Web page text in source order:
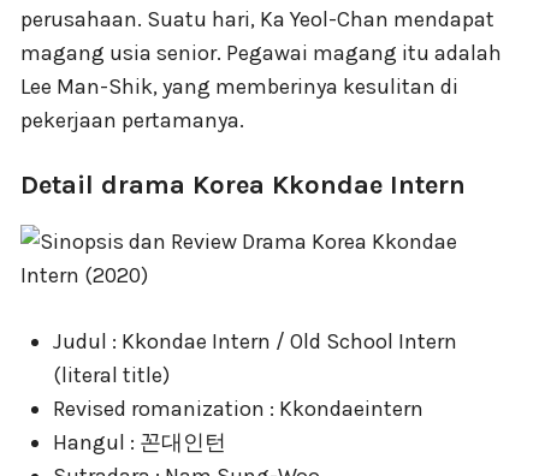
perusahaan. Suatu hari, Ka Yeol-Chan mendapat
magang usia senior. Pegawai magang itu adalah
Lee Man-Shik, yang memberinya kesulitan di
pekerjaan pertamanya.
Detail drama Korea Kkondae Intern
Judul : Kkondae Intern / Old School Intern
(literal title)
Revised romanization : Kkondaeintern
Hangul : 꼰대인턴